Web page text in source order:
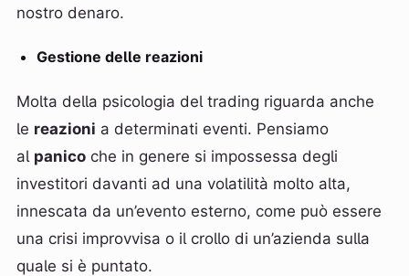
nostro denaro.
Gestione delle reazioni
Molta della psicologia del trading riguarda anche
le reazioni a determinati eventi. Pensiamo
al panico che in genere si impossessa degli
investitori davanti ad una volatilità molto alta,
innescata da un’evento esterno, come può essere
una crisi improvvisa o il crollo di un’azienda sulla
quale si è puntato.